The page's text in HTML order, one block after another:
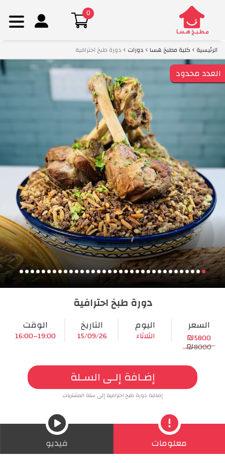
Skip
content
الرئيسية كلية مطبخ هسا دورات دورة طبخ احترافية
العدد محدود
دورة طبخ احترافية
السعر
₪5800
₪8000
اليوم
الثلاثاء
التاريخ
15/09/26
الوقت
19:00–16:00
إضافة دورة طبخ احترافية إلى سلة المشتريات
معلومات فيديو
0